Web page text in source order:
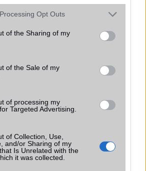
website/app uses one or more Google
or usage behaviour. You may click to
to Google and its third-party tags to
specified purposes in below Google
Opt Outs
of the Sharing of my
of the Sale of my
of processing my
Targeted Advertising.
of Collection, Use,
and/or Sharing of my
Is Unrelated with the
it was collected.
védi. A Google
adatvédelmi irányelve